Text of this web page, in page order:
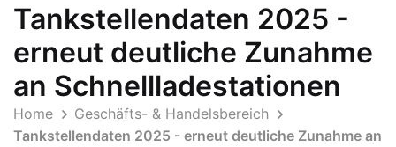
Tankstellendaten 2025 -
erneut deutliche Zunahme
an Schnellladestationen
Home
Geschäfts- & Handelsbereich
Tankstellendaten 2025 - erneut deutliche Zunahme an